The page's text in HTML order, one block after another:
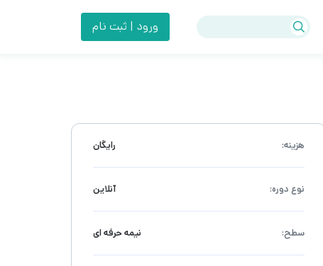
ورود | ثبت نام
هزینه: رایگان
نوع دوره: آنلاین
سطح: نیمه حرفه ای